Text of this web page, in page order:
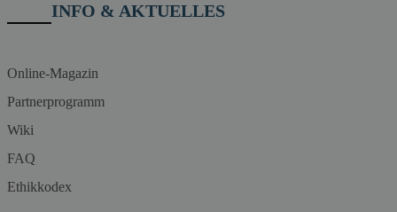
INFO & AKTUELLES
Online-Magazin
Partnerprogramm
Wiki
FAQ
Ethikkodex